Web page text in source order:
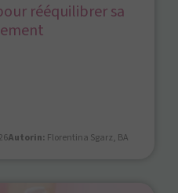
rééquilibrer sa
Autorin: Florentina Sgarz, BA